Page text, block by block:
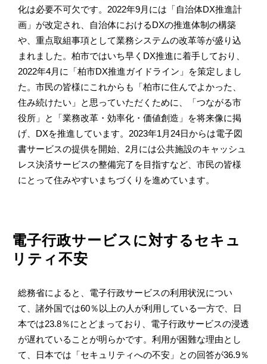
化は必要不可欠です。2022年9月には「自治体DX推進計
画」が改定され、自治体におけるDXの推進体制の構築
や、重点取組事項として業務システムの改革等が盛り込
まれました。柏市ではいち早くDX推進に着手しており、
2022年4月に「柏市DX推進ガイドライン」を策定しまし
た。市民の皆様にこれからも「柏市に住んでよかった、
住み続けたい」と思っていただくために、「つながる市
役所」と「業務改⾰・効率化・価値創造」を将来像に掲
げ、DXを推進しています。2023年1月24日からは電子図
書サービスの提供を開始、2月には公共施設のキャッシュ
レス決済サービスの整備完了を目指すなど、市民の皆様
にとって住みやすいまちづくりを進めています。
電子行政サービスに対するセキュ
リティ不安
総務省によると、電子行政サービスの利用状況につい
て、諸外国では60％以上の人が利用している一方で、日
本では23.8％にとどまっており、電子行政サービスの浸透
が遅れていることが明らかです。利用が困難な理由とし
て、日本では「セキュリティへの不安」との回答が36.9％